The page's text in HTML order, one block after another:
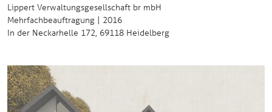
Lippert Verwaltungsgesellschaft br mbH
Mehrfachbeauftragung | 2016
In der Neckarhelle 172, 69118 Heidelberg